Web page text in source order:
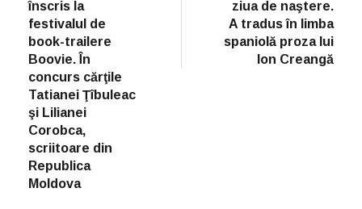
înscris la
festivalul de
book-trailere
Boovie. În
concurs cărţile
Tatianei Ţîbuleac
şi Lilianei
Corobca,
scriitoare din
Republica
Moldova
ziua de naştere.
A tradus în limba
spaniolă proza lui
Ion Creangă